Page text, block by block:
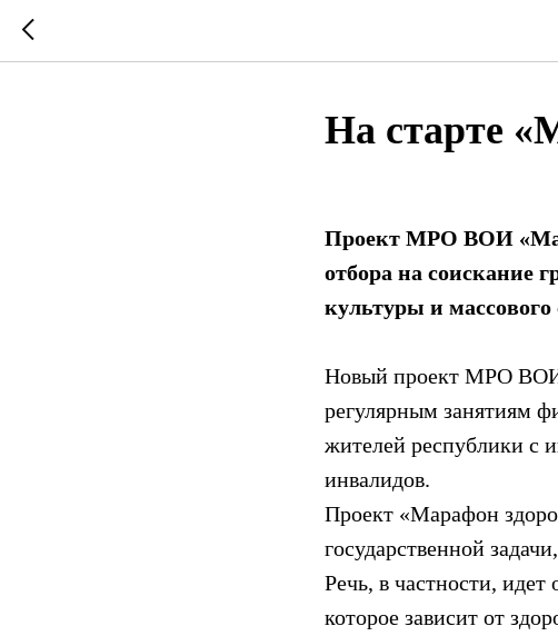
На старте
Проект МРО ВОИ
отбора на соискание
культуры и массового
Новый проект МРО ВОИ
регулярным занятиям
жителей республики с
инвалидов.
Проект «Марафон
государственной
Речь, в частности,
которое зависит от